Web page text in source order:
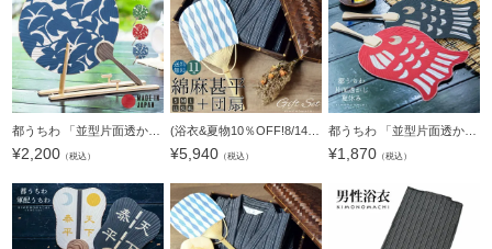
¥2,200 （税込） ¥5,940 （税込）
都うちわ 「並型片面透かし夏休み」 団扇 都団扇 日本製 誕生日 母の日 父の日 敬老の日 贈り物 プレゼント ギフト 【メール便不可】＜H＞
¥1,870（税込）